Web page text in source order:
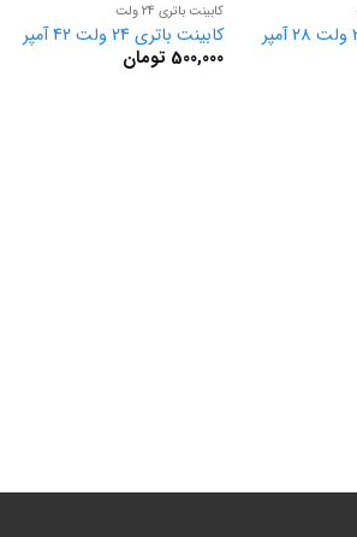
کابینت باتری 24 ولت
کابینت باتری 24 ولت 42 آمپر
500,000 تومان